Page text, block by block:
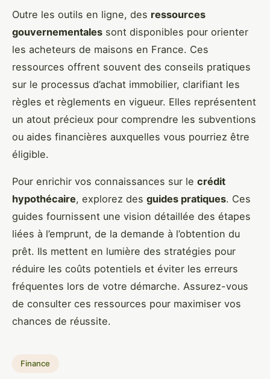
Outre les outils en ligne, des ressources
gouvernementales sont disponibles pour orienter
les acheteurs de maisons en France. Ces
ressources offrent souvent des conseils pratiques
sur le processus d’achat immobilier, clarifiant les
règles et règlements en vigueur. Elles représentent
un atout précieux pour comprendre les subventions
ou aides financières auxquelles vous pourriez être
éligible.
Pour enrichir vos connaissances sur le crédit
hypothécaire, explorez des guides pratiques. Ces
guides fournissent une vision détaillée des étapes
liées à l’emprunt, de la demande à l’obtention du
prêt. Ils mettent en lumière des stratégies pour
réduire les coûts potentiels et éviter les erreurs
fréquentes lors de votre démarche. Assurez-vous
de consulter ces ressources pour maximiser vos
chances de réussite.
Finance